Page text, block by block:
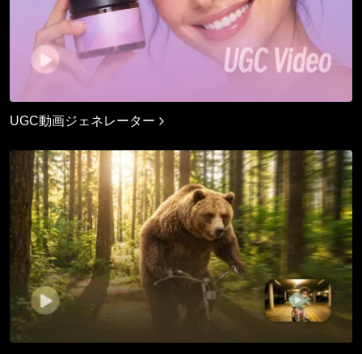
UGC動画ジェネレーター